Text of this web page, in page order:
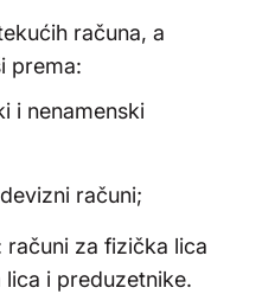
računa, a
prema:
i nenamenski
računi;
računi za fizička lica
i preduzetnike.